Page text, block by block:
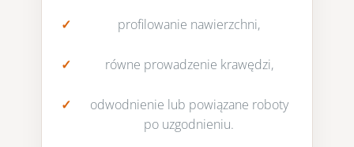
profilowanie nawierzchni,
równe prowadzenie krawędzi,
odwodnienie lub powiązane roboty
po uzgodnieniu.